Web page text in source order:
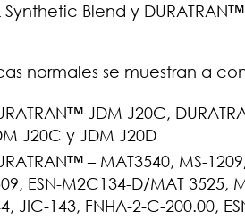
Synthetic Blend y
normales se muestran a
JDM J20C,
J20C y JDM J20D
– MAT3540, MS-
ESN-M2C134-D/MAT 3525,
JIC-143, FNHA-2-C-200.00,